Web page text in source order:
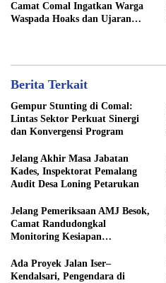
Camat Comal Ingatkan Warga
Waspada Hoaks dan Ujaran
Berita Terkait
Gempur Stunting di Comal:
Lintas Sektor Perkuat Sinergi
dan Konvergensi Program
Jelang Akhir Masa Jabatan
Kades, Inspektorat Pemalang
Audit Desa Loning Petarukan
Jelang Pemeriksaan AMJ Besok,
Camat Randudongkal
Monitoring Kesiapan
Ada Proyek Jalan Iser–
Kendalsari, Pengendara di